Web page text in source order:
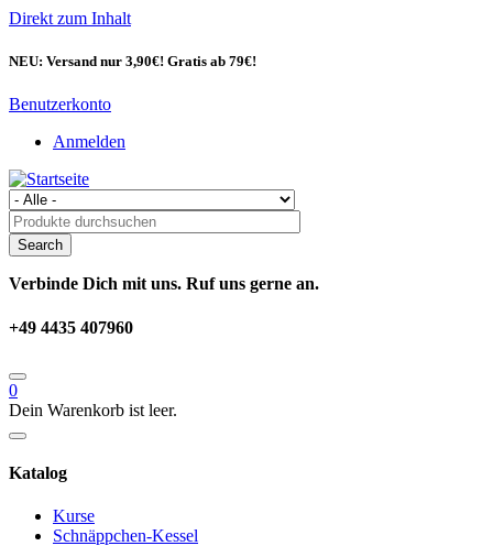
Direkt zum Inhalt
NEU: Versand nur 3,90€! Gratis ab 79€!
Benutzerkonto
Anmelden
Verbinde Dich mit uns. Ruf uns gerne an.
+49 4435 407960
0
Dein Warenkorb ist leer.
Katalog
Kurse
Schnäppchen-Kessel